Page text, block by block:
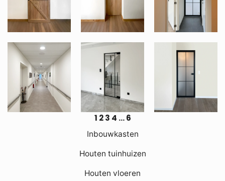
Inbouwkasten
Houten tuinhuizen
Houten vloeren
1 2 3 4 … 6